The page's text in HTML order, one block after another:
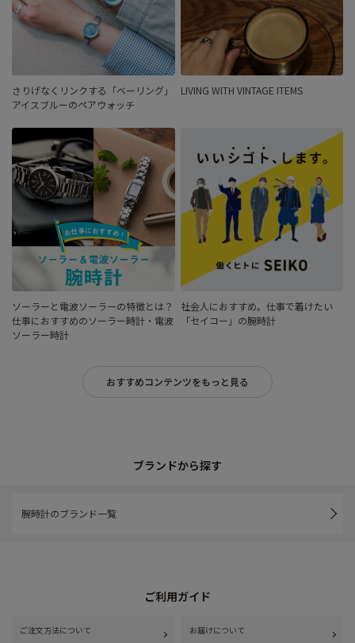
さりげなくリンクする「ベーリング」
アイスブルーのペアウォッチ
LIVING WITH VINTAGE ITEMS
ソーラーと電波ソーラーの特徴とは？
仕事におすすめのソーラー時計・電波
ソーラー時計
社会人におすすめ。仕事で着けたい
「セイコー」の腕時計
おすすめコンテンツをもっと見る
ブランドから探す
腕時計のブランド一覧
ご利用ガイド
ご注文方法について お届けについて